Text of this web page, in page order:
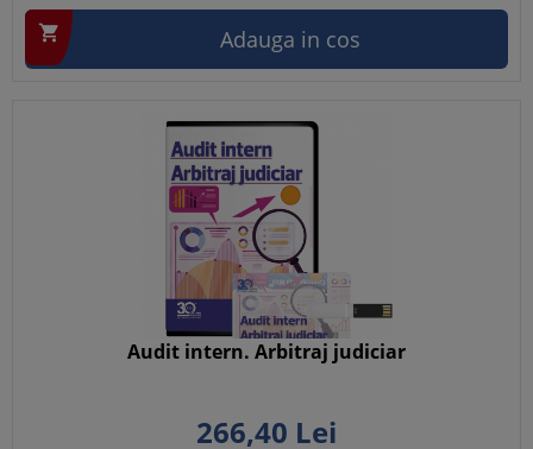
 Adauga in cos
Audit intern. Arbitraj judiciar
266,40 Lei